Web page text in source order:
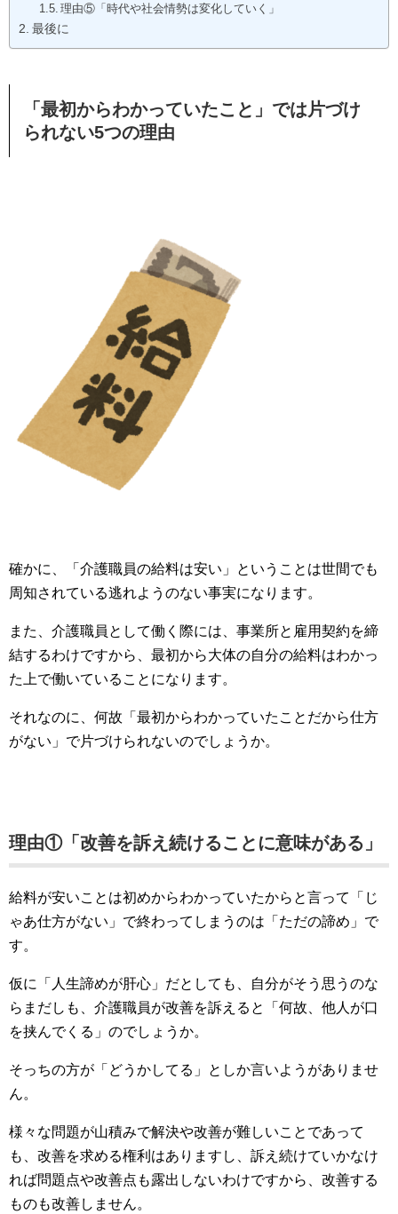
理由⑤「時代や社会情勢は変化していく」
最後に
「最初からわかっていたこと」では片づけ
られない5つの理由
確かに、「介護職員の給料は安い」ということは世間でも
周知されている逃れようのない事実になります。
また、介護職員として働く際には、事業所と雇用契約を締
結するわけですから、最初から大体の自分の給料はわかっ
た上で働いていることになります。
それなのに、何故「最初からわかっていたことだから仕方
がない」で片づけられないのでしょうか。
理由①「改善を訴え続けることに意味がある」
給料が安いことは初めからわかっていたからと言って「じ
ゃあ仕方がない」で終わってしまうのは「ただの諦め」で
す。
仮に「人生諦めが肝心」だとしても、自分がそう思うのな
らまだしも、介護職員が改善を訴えると「何故、他人が口
を挟んでくる」のでしょうか。
そっちの方が「どうかしてる」としか言いようがありませ
ん。
様々な問題が山積みで解決や改善が難しいことであって
も、改善を求める権利はありますし、訴え続けていかなけ
れば問題点や改善点も露出しないわけですから、改善する
ものも改善しません。